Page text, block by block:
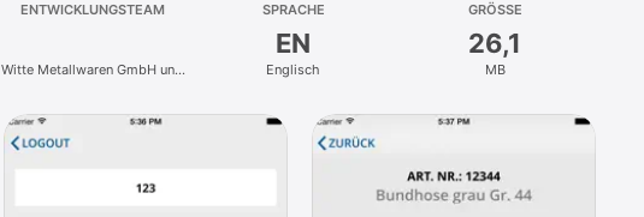
ENTWICKLUNGSTEAM
Witte Metallwaren GmbH und
SPRACHE
EN
Englisch
GRÖSSE
26,1
MB